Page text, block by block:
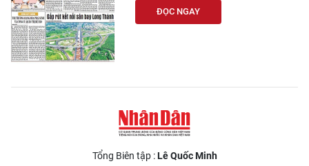
ĐỌC NGAY
Tổng Biên tập :Lê Quốc Minh